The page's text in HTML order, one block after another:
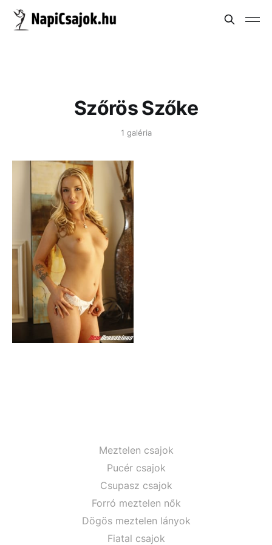
Szőrös Szőke
1 galéria
Meztelen csajok
Pucér csajok
Csupasz csajok
Forró meztelen nők
Dögös meztelen lányok
Fiatal csajok